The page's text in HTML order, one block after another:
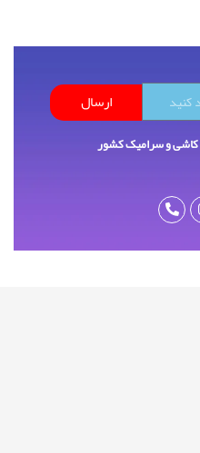
ارسال
کاشی و سرامیک کشور